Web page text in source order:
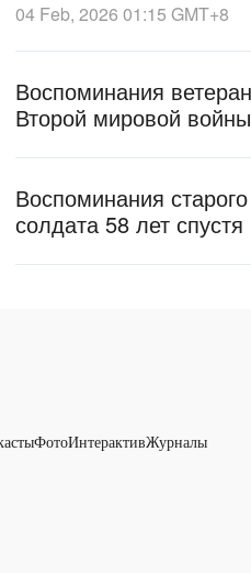
04 Feb, 2026 01:15 GMT+8
Воспоминания
Второй мировой войны
Воспоминания старого
солдата 58 лет спустя
ФотоИнтерактивЖурналы